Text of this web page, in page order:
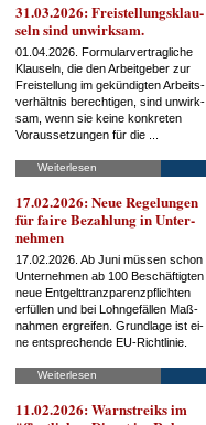
31.03.2026: Frei­stel­lungs­klau­
seln sind un­wirk­sam.
01.04.2026. For­mu­lar­ver­trag­li­che
Klau­seln, die den Ar­beit­ge­ber zur
Frei­stel­lung im ge­kün­dig­ten Ar­beits­
ver­hält­nis be­rech­ti­gen, sind un­wirk­
sam, wenn sie kei­ne kon­kre­ten
Vor­aus­set­zun­gen für die ...
Weiterlesen
17.02.2026: Neue Re­ge­lun­gen
für fai­re Be­zah­lung in Un­ter­
neh­men
17.02.2026. Ab Ju­ni müs­sen schon
Un­ter­neh­men ab 100 Be­schäf­tig­ten
neue Ent­gelt­tranz­pa­renz­pflich­ten
er­fül­len und bei Lohn­ge­fäl­len Maß­
nah­men er­grei­fen. Grund­la­ge ist ei­
ne ent­spre­chen­de EU-Richt­li­nie.
Weiterlesen
11.02.2026: Warn­streiks im